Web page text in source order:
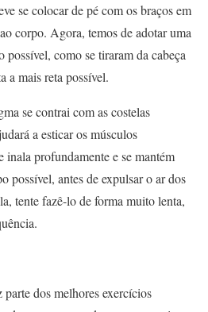
se colocar de pé com os braços em
corpo. Agora, temos de adotar uma
possível, como se tiraram da cabeça
a mais reta possível.
se contrai com as costelas
a esticar os músculos
inala profundamente e se mantém
possível, antes de expulsar o ar dos
tente fazê-lo de forma muito lenta,
dos melhores exercícios